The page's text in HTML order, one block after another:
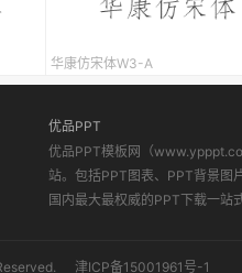
华康仿宋体W3-A
优品PPT
优品PPT模板网（
站。包括PPT图表、PPT背景图
国内最大最权威的PPT下载一站
津ICP备15001961号-1